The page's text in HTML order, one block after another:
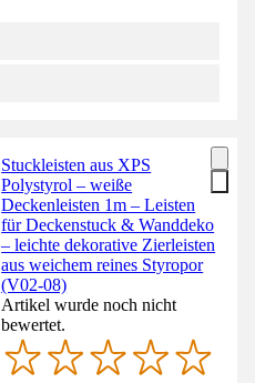
Stuckleisten aus XPS
Polystyrol – weiße
Deckenleisten 1m – Leisten
für Deckenstuck & Wanddeko
– leichte dekorative Zierleisten
aus weichem reines Styropor
(V02-08)
Artikel wurde noch nicht
bewertet.